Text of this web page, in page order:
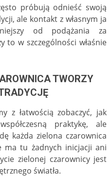
próbują odnieść swoją
ale kontakt z własnym ja
od podążania za
to w szczególności właśnie
TWORZY
z łatwością zobaczyć, jak
praktykę, ale
każda zielona czarownica
ma tu żadnych inicjacji ani
zielonej czarownicy jest
światła.